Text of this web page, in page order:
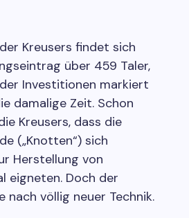
Kreusers findet sich
über 459 Taler,
Investitionen markiert
damalige Zeit. Schon
Kreusers, dass die
(„Knotten“) sich
Herstellung von
eigneten. Doch der
nach völlig neuer Technik.